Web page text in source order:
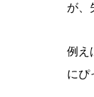
が、
例え
にぴ